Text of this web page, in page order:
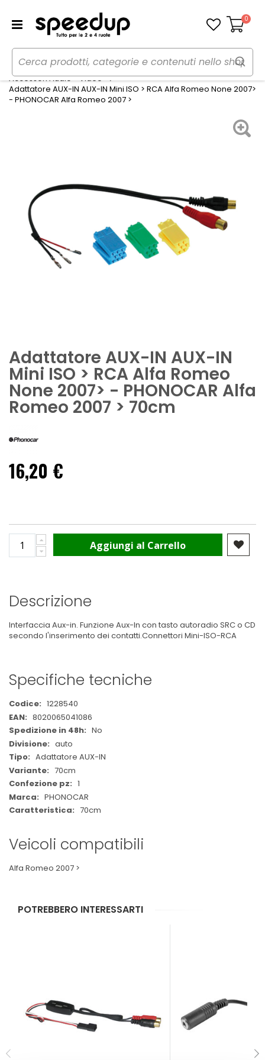
Carrello
0
Home Auto
Audio elettronica mobile
Accessori Audio - Video
Adattatore AUX-IN AUX-IN Mini ISO > RCA Alfa Romeo None 2007>
- PHONOCAR Alfa Romeo 2007 >
Adattatore AUX-IN AUX-IN
Mini ISO > RCA Alfa Romeo
None 2007> - PHONOCAR Alfa
Romeo 2007 > 70cm
16,20 €
Aggiungi al Carrello
Descrizione
Interfaccia Aux-in. Funzione Aux-In con tasto autoradio SRC o CD
secondo l'inserimento dei contatti.Connettori Mini-ISO-RCA
Specifiche tecniche
Maggiori
Informazioni
1228540
8020065041086
No
auto
Adattatore AUX-IN
70cm
1
PHONOCAR
70cm
Veicoli compatibili
Alfa Romeo 2007 >
POTREBBERO INTERESSARTI